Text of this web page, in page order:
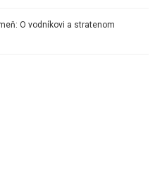
O vodníkovi a stratenom